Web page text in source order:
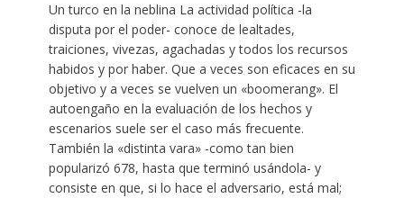
Un turco en la neblina La actividad política -la
disputa por el poder- conoce de lealtades,
traiciones, vivezas, agachadas y todos los recursos
habidos y por haber. Que a veces son eficaces en su
objetivo y a veces se vuelven un «boomerang». El
autoengaño en la evaluación de los hechos y
escenarios suele ser el caso más frecuente.
También la «distinta vara» -como tan bien
popularizó 678, hasta que terminó usándola- y
consiste en que, si lo hace el adversario, está mal;